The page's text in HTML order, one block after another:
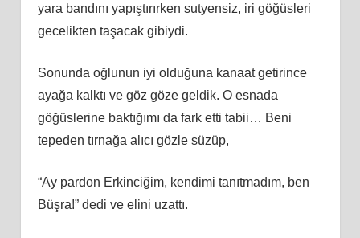
yara bandını yapıştırırken sutyensiz, iri göğüsleri
gecelikten taşacak gibiydi.
Sonunda oğlunun iyi olduğuna kanaat getirince
ayağa kalktı ve göz göze geldik. O esnada
göğüslerine baktığımı da fark etti tabii… Beni
tepeden tırnağa alıcı gözle süzüp,
“Ay pardon Erkinciğim, kendimi tanıtmadım, ben
Büşra!” dedi ve elini uzattı.